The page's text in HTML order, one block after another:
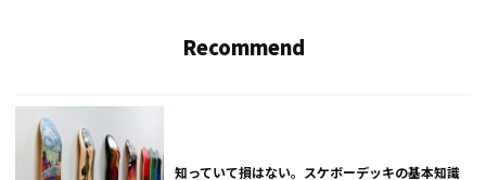
Recommend
知っていて損はない。スケボーデッキの基本知識